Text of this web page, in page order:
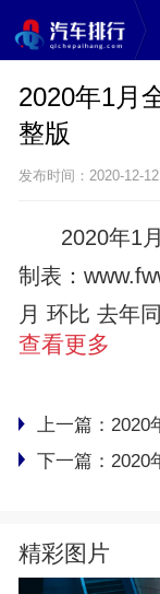
2020年1月
整版
发布时间：2020-12-
2020年1
制表：
月 环比 去年
查看更多
上一篇： 2020
下一篇： 2020
精彩图片